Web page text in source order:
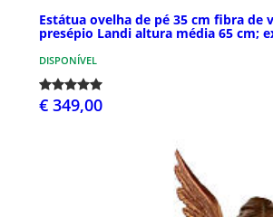
Estátua ovelha de pé 35 cm fibra de
presépio Landi altura média 65 cm;
DISPONÍVEL
€ 349,00